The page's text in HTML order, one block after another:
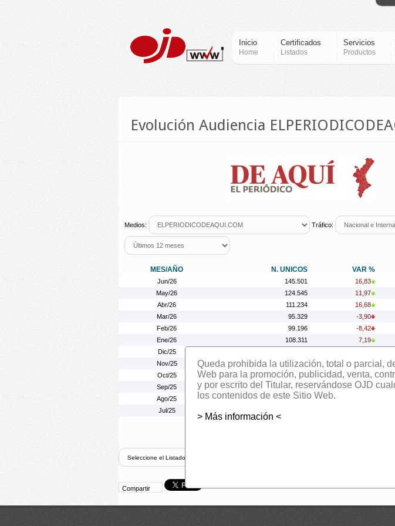
Inicio
Home
Certificados
Listados
Servicios
Productos
Evolución Audiencia
Medios: Tráfico:
MES/AÑO N. UNICOS VAR %
Jun/26 145.501 16,83
May/26
124.545 11,97
Abr/26
111.234 16,68
Mar/26
95.329 -3,90
Feb/26
99.196 -8,42
Ene/26
108.311 7,19
Dic/25
Nov/25
102.717 -12,66
Oct/25
117.602 -5,37
Sep/25
124.274 23,97
Ago/25
100.244
Jul/25
Compartir
Queda prohibida la utilización, total o parcial,
Web para la promoción, publicidad, venta,
y por escrito del Titular, reservándose OJD
los contenidos de este Sitio Web.
> Más información <